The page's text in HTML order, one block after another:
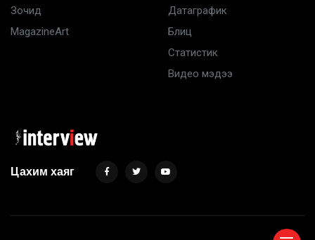
Зочид
MagazineArt
Датаграфик
Блиц
Статистик
Видео мэдээ
Цахим хаяг